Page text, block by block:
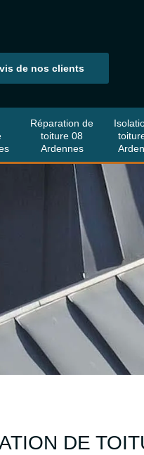
de nos clients
Réparation de
toiture 08
Ardennes
DE